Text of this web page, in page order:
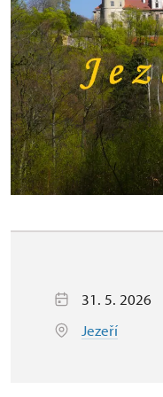
31. 5. 2026
Jezeří